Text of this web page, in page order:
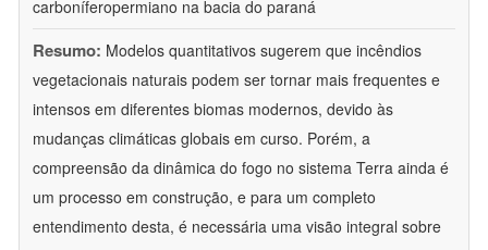
carboníferopermiano na bacia do paraná
Resumo: Modelos quantitativos sugerem que incêndios
vegetacionais naturais podem ser tornar mais frequentes e
intensos em diferentes biomas modernos, devido às
mudanças climáticas globais em curso. Porém, a
compreensão da dinâmica do fogo no sistema Terra ainda é
um processo em construção, e para um completo
entendimento desta, é necessária uma visão integral sobre